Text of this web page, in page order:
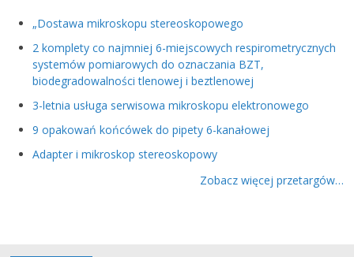
„Dostawa mikroskopu stereoskopowego
2 komplety co najmniej 6-miejscowych respirometrycznych
systemów pomiarowych do oznaczania BZT,
biodegradowalności tlenowej i beztlenowej
3-letnia usługa serwisowa mikroskopu elektronowego
9 opakowań końcówek do pipety 6-kanałowej
Adapter i mikroskop stereoskopowy
Zobacz więcej przetargów…